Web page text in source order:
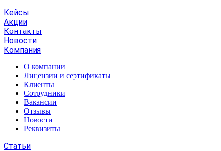
Кейсы
Акции
Контакты
Новости
Компания
О компании
Лицензии и сертификаты
Клиенты
Сотрудники
Вакансии
Отзывы
Новости
Реквизиты
Статьи